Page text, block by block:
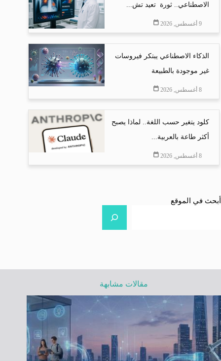
الاصطناعي.. ثورة تعيد تش...
9 أغسطس, 2026
الذكاء الاصطناعي يبتكر فيروسات
غير موجودة بالطبيعة
8 أغسطس, 2026
كلود يتغير حسب اللغة.. لماذا يصبح
أكثر طاعة بالعربية...
8 أغسطس, 2026
أبحث في الموقع
مقالات مشابهة